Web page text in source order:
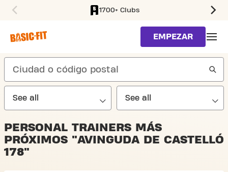
1700+ Clubs
EMPEZAR
search
PERSONAL TRAINERS MÁS
PRÓXIMOS "AVINGUDA DE CASTELLÓ
178"